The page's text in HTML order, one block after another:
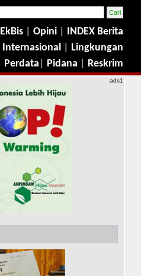
EkBis Opini
INDEX Berita
Internasional
Lingkungan
Perdata Pidana Reskrim
ads1